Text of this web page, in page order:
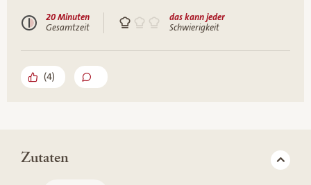
20 Minuten
Gesamtzeit
das kann jeder
Schwierigkeit
(4)
Zutaten